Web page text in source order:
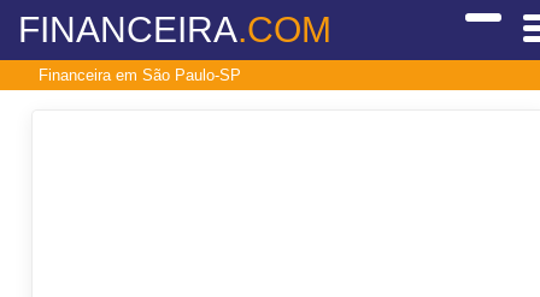
FINANCEIRA.COM
Financeira em São Paulo-SP